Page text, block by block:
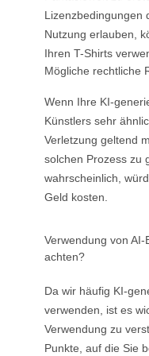
Lizenzbedingungen
Nutzung erlauben,
Ihren T-Shirts
Mögliche rechtliche
Wenn Ihre KI-
Künstlers sehr
Verletzung geltend
solchen Prozess zu
wahrscheinlich,
Geld kosten.
Verwendung von
achten?
Da wir häufig KI-
verwenden, ist es
Verwendung zu
Punkte, auf die Sie